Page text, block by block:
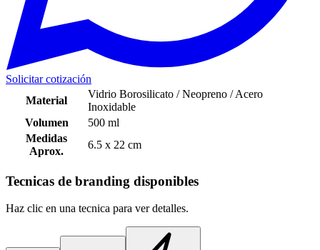
Solicitar cotización
Material
Vidrio Borosilicato / Neopreno / Acero
Inoxidable
Volumen
500 ml
Medidas
Aprox.
6.5 x 22 cm
Tecnicas de branding disponibles
Haz clic en una tecnica para ver detalles.